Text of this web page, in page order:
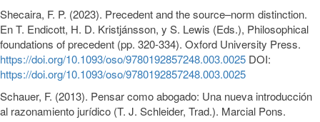
Shecaira, F. P. (2023). Precedent and the source–norm distinction.
En T. Endicott, H. D. Kristjánsson, y S. Lewis (Eds.), Philosophical
foundations of precedent (pp. 320-334). Oxford University Press.
https://doi.org/10.1093/oso/9780192857248.003.0025 DOI:
https://doi.org/10.1093/oso/9780192857248.003.0025
Schauer, F. (2013). Pensar como abogado: Una nueva introducción
al razonamiento jurídico (T. J. Schleider, Trad.). Marcial Pons.